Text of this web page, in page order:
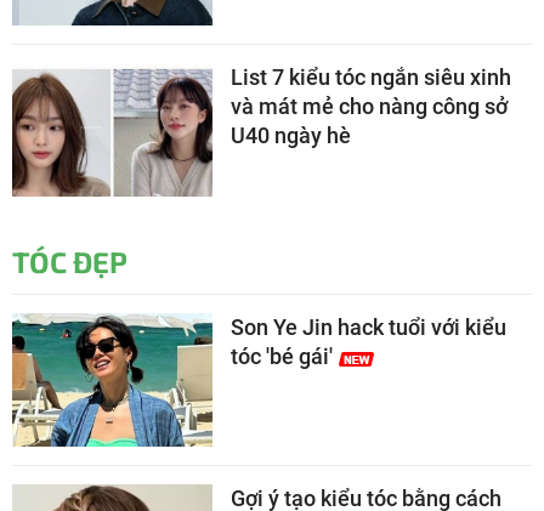
List 7 kiểu tóc ngắn siêu xinh
và mát mẻ cho nàng công sở
U40 ngày hè
TÓC ĐẸP
Son Ye Jin hack tuổi với kiểu
tóc 'bé gái'
Gợi ý tạo kiểu tóc bằng cách